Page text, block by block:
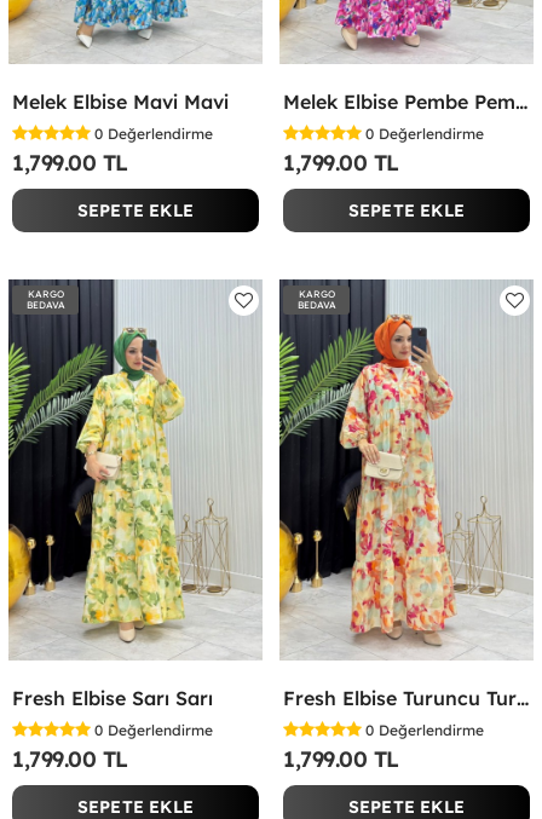
Melek Elbise Mavi Mavi
0 Değerlendirme
1,799.00 TL
SEPETE EKLE
Melek Elbise Pembe Pembe
0 Değerlendirme
1,799.00 TL
SEPETE EKLE
KARGO
BEDAVA
Fresh Elbise Sarı Sarı
0 Değerlendirme
1,799.00 TL
SEPETE EKLE
KARGO
BEDAVA
Fresh Elbise Turuncu Turuncu
0 Değerlendirme
1,799.00 TL
SEPETE EKLE